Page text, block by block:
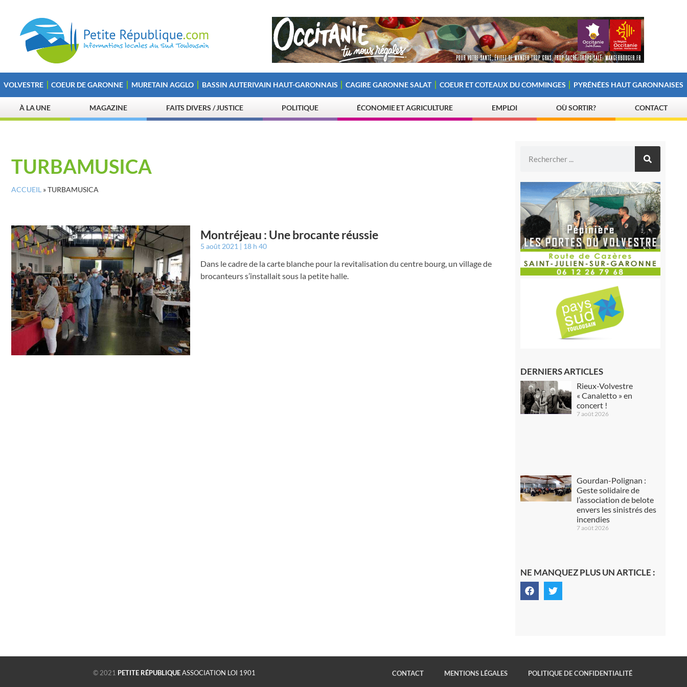
VOLVESTRE COEUR DE GARONNE MURETAIN AGGLO BASSIN AUTERIVAIN HAUT-GARONNAIS CAGIRE GARONNE SALAT COEUR ET COTEAUX DU COMMINGES PYRÉNÉES HAUT GARONNAISES
À LA UNE MAGAZINE FAITS DIVERS / JUSTICE POLITIQUE ÉCONOMIE ET AGRICULTURE EMPLOI OÙ SORTIR? CONTACT
TURBAMUSICA
ACCUEIL »TURBAMUSICA
Montréjeau : Une brocante réussie
5 août 2021 18 h 40
Dans le cadre de la carte blanche pour la revitalisation du centre bourg, un village de
brocanteurs s’installait sous la petite halle.
DERNIERS ARTICLES
Rieux-Volvestre
« Canaletto » en
concert !
7 août 2026
Gourdan-Polignan :
Geste solidaire de
l’association de belote
envers les sinistrés des
incendies
7 août 2026
NE MANQUEZ PLUS UN ARTICLE :
© 2021 PETITE RÉPUBLIQUEASSOCIATION LOI 1901 CONTACT MENTIONS LÉGALES POLITIQUE DE CONFIDENTIALITÉ